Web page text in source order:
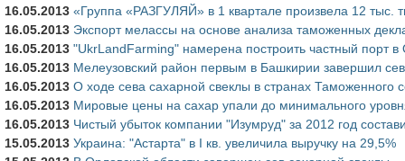
16.05.2013 «Группа «РАЗГУЛЯЙ» в 1 квартале произвела 12 тыс.
16.05.2013 Экспорт мелассы на основе анализа таможенных
16.05.2013 "UkrLandFarming" намерена построить частный порт в
16.05.2013 Мелеузовский район первым в Башкирии завершил
16.05.2013 О ходе сева сахарной свеклы в странах Таможенного
16.05.2013 Мировые цены на сахар упали до минимального
16.05.2013 Чистый убыток компании "Изумруд" за 2012 год
15.05.2013 Украина: "Астарта" в I кв. увеличила выручку на 29,5%